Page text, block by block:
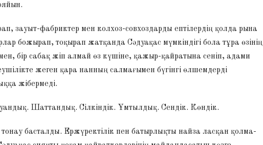
зауыт-фабриктер мен колхоз-совхоздарды ептілердің қолда рына
божырап, тоқырап жатқанда Сәдуақас мүмкіндігі бола тұра өзінің
бір сабақ жіп алмай өз күшіне, қажыр-қайратына сеніп, адами
жеген қара нанның салмағымен бүгінгі өлшемдерді
жібермеді.
Шаттандық. Сілкіндік. Ұмтылдық. Сендік. Көндік.
тонау басталды. Ержүректілік пен батырлықты найза ласқан қолма-